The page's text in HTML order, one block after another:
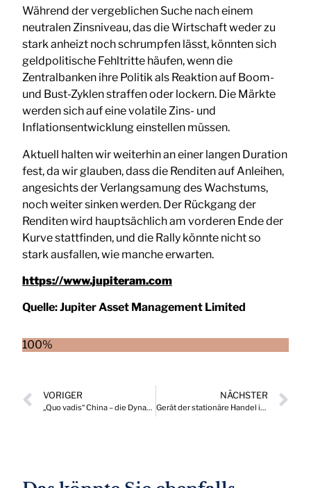
Während der vergeblichen Suche nach einem
neutralen Zinsniveau, das die Wirtschaft weder zu
stark anheizt noch schrumpfen lässt, könnten sich
geldpolitische Fehltritte häufen, wenn die
Zentralbanken ihre Politik als Reaktion auf Boom-
und Bust-Zyklen straffen oder lockern. Die Märkte
werden sich auf eine volatile Zins- und
Inflationsentwicklung einstellen müssen.
Aktuell halten wir weiterhin an einer langen Duration
fest, da wir glauben, dass die Renditen auf Anleihen,
angesichts der Verlangsamung des Wachstums,
noch weiter sinken werden. Der Rückgang der
Renditen wird hauptsächlich am vorderen Ende der
Kurve stattfinden, und die Rally könnte nicht so
stark ausfallen, wie manche erwarten.
https://www.jupiteram.com
Quelle:Jupiter Asset Management Limited
100%
VORIGER
„Quo vadis“ China – die Dynamiken des chinesischen Aktienmarktes
NÄCHSTER
Gerät der stationäre Handel in Deutschland zunehmend in Schieflage?